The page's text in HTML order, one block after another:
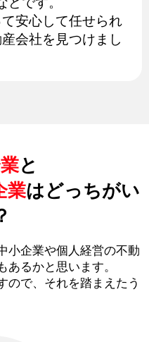
安心して任せられ
会社を見つけまし
と
業はどっちがい
小企業や個人経営の不動
あるかと思います。
ので、それを踏まえたう